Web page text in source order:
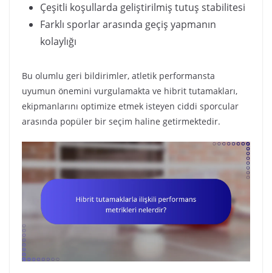
Çeşitli koşullarda geliştirilmiş tutuş stabilitesi
Farklı sporlar arasında geçiş yapmanın
kolaylığı
Bu olumlu geri bildirimler, atletik performansta
uyumun önemini vurgulamakta ve hibrit tutamakları,
ekipmanlarını optimize etmek isteyen ciddi sporcular
arasında popüler bir seçim haline getirmektedir.